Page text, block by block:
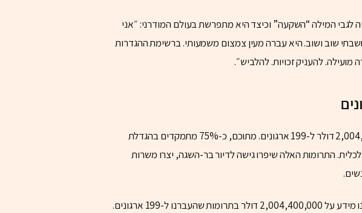
המילה “השקעה” וכיצד היא מתפרשת בעולם המודרני: ״אני
שוב ושוב. היא עברה מעין צמצום משמעותי. ברשימת ההגדרות
להעניק זכויות. להלביש״.
כאמור, בשנת 2024 תרמה סקוט יותר מ-2,004,400,000 דולר ל-199 ארגונים. מתוכם, כ-75% מתמקדים בהגדלת
התרומות האלה שיפרו גישה לדיור בר-השגה, יצרו משרות
היא הסבירה את הגישה שלה: “עם הצוות שלי, העלינו מידע על 2,004,400,000 דולר בתרומות שהעברנו ל-199 ארגונים.